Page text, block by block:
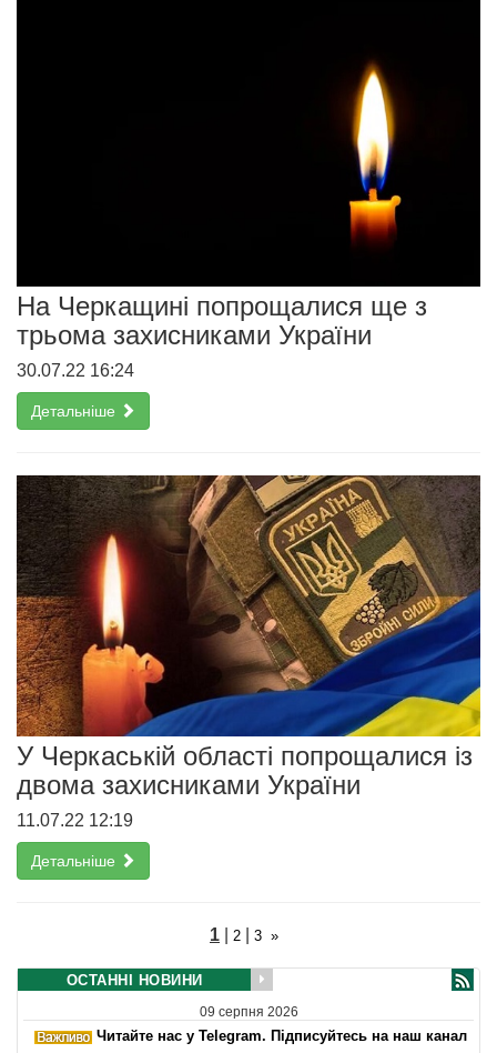
На Черкащині попрощалися ще з
трьома захисниками України
30.07.22 16:24
Детальніше
У Черкаській області попрощалися із
двома захисниками України
11.07.22 12:19
Детальніше
1 2 3 »
ОСТАННІ НОВИНИ
09 серпня 2026
Читайте нас у Telegram. Підписуйтесь на наш канал